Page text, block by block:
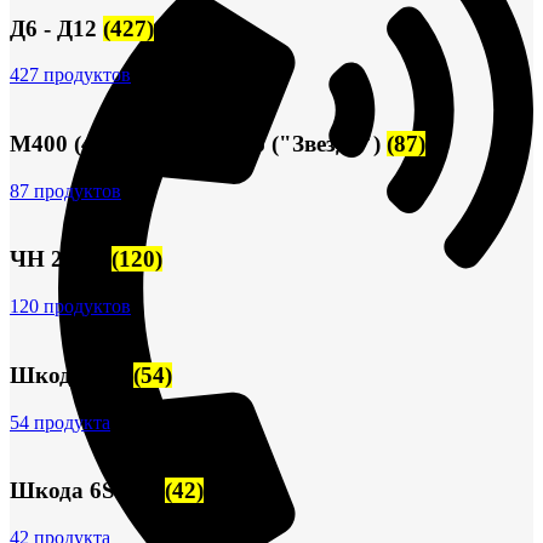
Д6 - Д12 (427)
427 продуктов
М400 (401), М500, М756 ("Звезда") (87)
87 продуктов
ЧН 25/34 (120)
120 продуктов
Шкода-275 (54)
54 продукта
Шкода 6S-160 (42)
42 продукта